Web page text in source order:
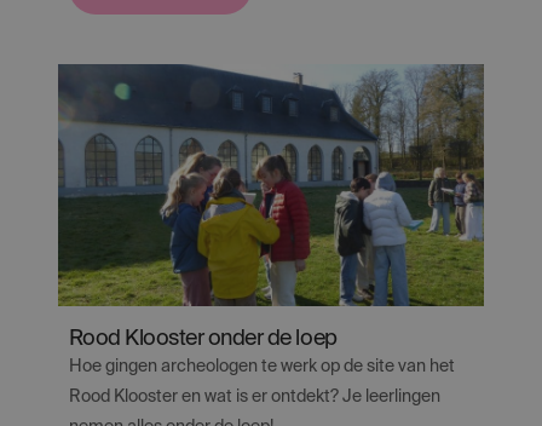
Door
Rood Klooster onder de loep
Hoe gingen archeologen te werk op de site van het
Rood Klooster en wat is er ontdekt? Je leerlingen